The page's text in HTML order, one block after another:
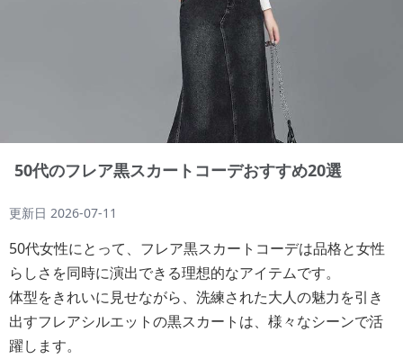
50代のフレア黒スカートコーデおすすめ20選
更新日 2026-07-11
50代女性にとって、フレア黒スカートコーデは品格と女性
らしさを同時に演出できる理想的なアイテムです。
体型をきれいに見せながら、洗練された大人の魅力を引き
出すフレアシルエットの黒スカートは、様々なシーンで活
躍します。